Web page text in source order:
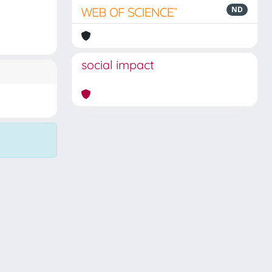
ND
social impact